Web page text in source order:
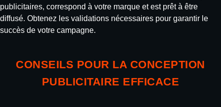
publicitaires, correspond à votre marque et est prêt à être
diffusé. Obtenez les validations nécessaires pour garantir le
succès de votre campagne.
CONSEILS POUR LA CONCEPTION
PUBLICITAIRE EFFICACE